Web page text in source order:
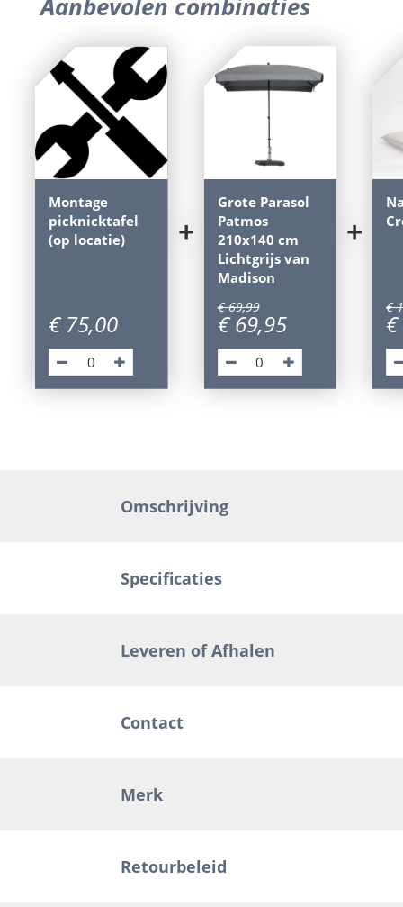
Aanbevolen combinaties
Montage
picknicktafel
(op locatie)
€ 75,00
+
Grote Parasol
Patmos
210x140 cm
Lichtgrijs van
Madison
€ 69,99
€ 69,95
+
€
€
Omschrijving
Specificaties
Leveren of Afhalen
Contact
Merk
Retourbeleid